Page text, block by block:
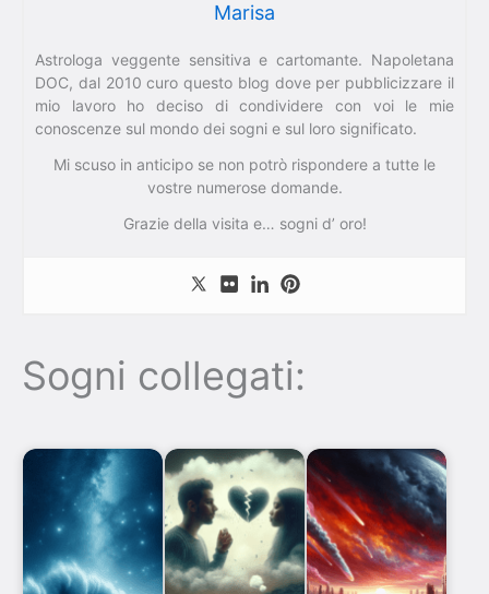
Marisa
Astrologa veggente sensitiva e cartomante. Napoletana
DOC, dal 2010 curo questo blog dove per pubblicizzare il
mio lavoro ho deciso di condividere con voi le mie
conoscenze sul mondo dei sogni e sul loro significato.
Mi scuso in anticipo se non potrò rispondere a tutte le
vostre numerose domande.
Grazie della visita e… sogni d’ oro!
Sogni collegati: